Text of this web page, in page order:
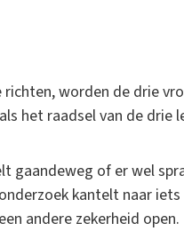
worden de drie
het raadsel van de drie
gaandeweg of er wel
kantelt naar
andere zekerheid open.